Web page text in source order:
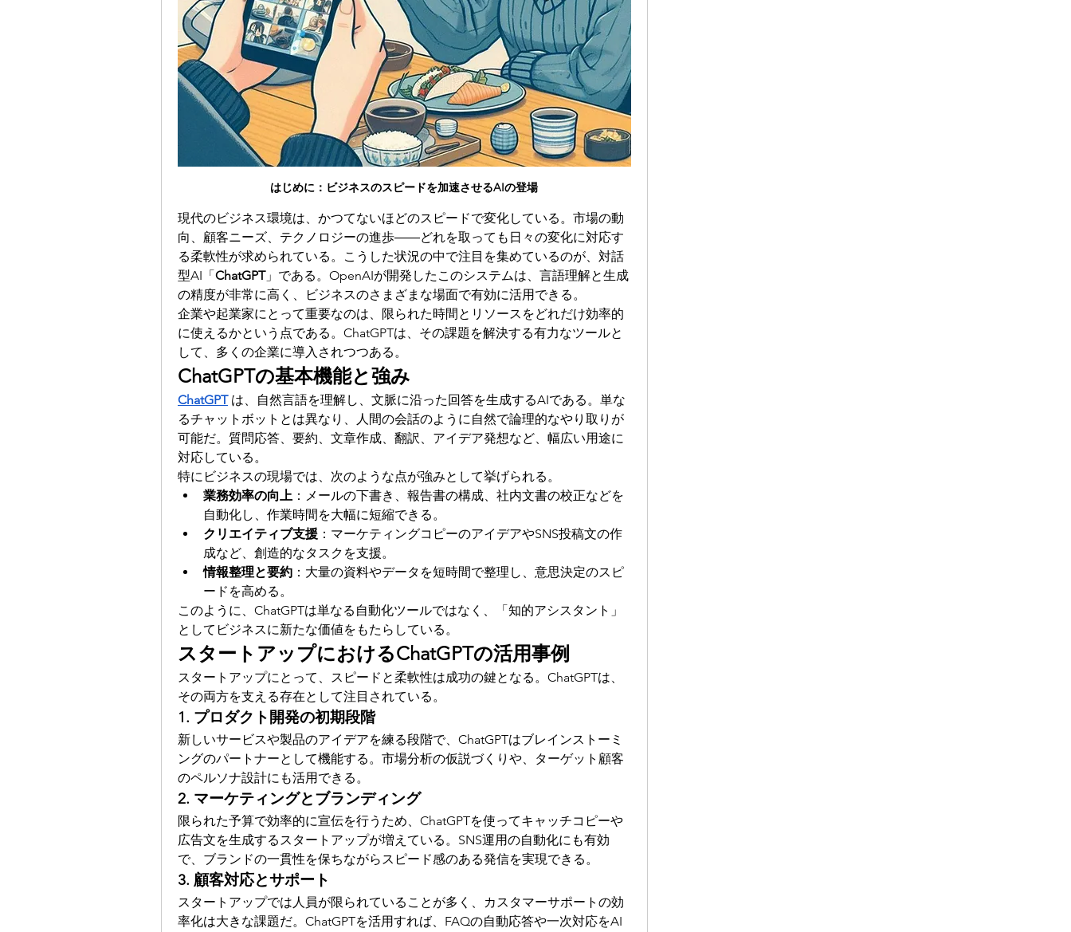
はじめに：ビジネスのスピードを加速させるAIの登場
現代のビジネス環境は、かつてないほどのスピードで変化している。市場の動
向、顧客ニーズ、テクノロジーの進歩――どれを取っても日々の変化に対応す
る柔軟性が求められている。こうした状況の中で注目を集めているのが、対話
型AI「ChatGPT」である。OpenAIが開発したこのシステムは、言語理解と生成
の精度が非常に高く、ビジネスのさまざまな場面で有効に活用できる。
企業や起業家にとって重要なのは、限られた時間とリソースをどれだけ効率的
に使えるかという点である。ChatGPTは、その課題を解決する有力なツールと
して、多くの企業に導入されつつある。
ChatGPTの基本機能と強み
ChatGPT は、自然言語を理解し、文脈に沿った回答を生成するAIである。単な
るチャットボットとは異なり、人間の会話のように自然で論理的なやり取りが
可能だ。質問応答、要約、文章作成、翻訳、アイデア発想など、幅広い用途に
対応している。
特にビジネスの現場では、次のような点が強みとして挙げられる。
業務効率の向上 ：メールの下書き、報告書の構成、社内文書の校正などを
自動化し、作業時間を大幅に短縮できる。
クリエイティブ支援 ：マーケティングコピーのアイデアやSNS投稿文の作
成など、創造的なタスクを支援。
情報整理と要約 ：大量の資料やデータを短時間で整理し、意思決定のスピ
ードを高める。
このように、ChatGPTは単なる自動化ツールではなく、「知的アシスタント」
としてビジネスに新たな価値をもたらしている。
スタートアップにおけるChatGPTの活用事例
スタートアップにとって、スピードと柔軟性は成功の鍵となる。ChatGPTは、
その両方を支える存在として注目されている。
1. プロダクト開発の初期段階
新しいサービスや製品のアイデアを練る段階で、ChatGPTはブレインストーミ
ングのパートナーとして機能する。市場分析の仮説づくりや、ターゲット顧客
のペルソナ設計にも活用できる。
2. マーケティングとブランディング
限られた予算で効率的に宣伝を行うため、ChatGPTを使ってキャッチコピーや
広告文を生成するスタートアップが増えている。SNS運用の自動化にも有効
で、ブランドの一貫性を保ちながらスピード感のある発信を実現できる。
3. 顧客対応とサポート
スタートアップでは人員が限られていることが多く、カスタマーサポートの効
率化は大きな課題だ。ChatGPTを活用すれば、FAQの自動応答や一次対応をAI